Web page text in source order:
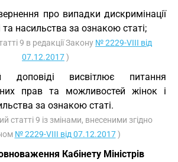
про випадки дискримінації
насильства за ознакою статі;
9 в редакції Закону № 2229-VIII від
07.12.2017)
доповіді висвітлює питання
прав та можливостей жінок і
за ознакою статі.
статті 9 із змінами, внесеними згідно
№ 2229-VIII від 07.12.2017)
Кабінету Міністрів